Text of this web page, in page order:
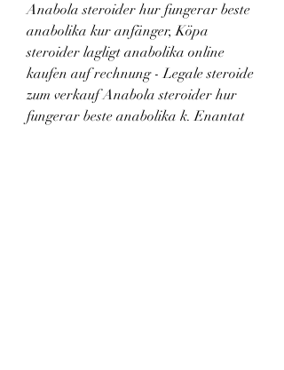
Anabola steroider hur fungerar beste
anabolika kur anfänger, Köpa
steroider lagligt anabolika online
kaufen auf rechnung - Legale steroide
zum verkauf Anabola steroider hur
fungerar beste anabolika k. Enantat